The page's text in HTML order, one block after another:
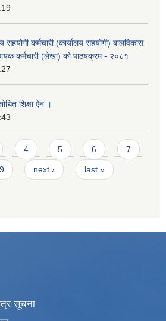
सहयोगी कर्मचारी (कार्यालय सहयोगी) बालविकास
कर्मचारी (लेखा) को पाठयक्रम - २०८१
शिक्षा ऐन ।
4 5 6 7
9 next › last »
सूचना